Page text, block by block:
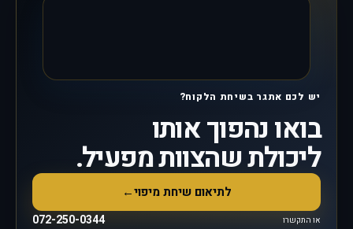
יש לכם אתגר בשיחת הלקוח?
בואו נהפוך אותו
ליכולת שהצוות מפעיל.
לתיאום שיחת מיפוי←
או התקשרו 072-250-0344